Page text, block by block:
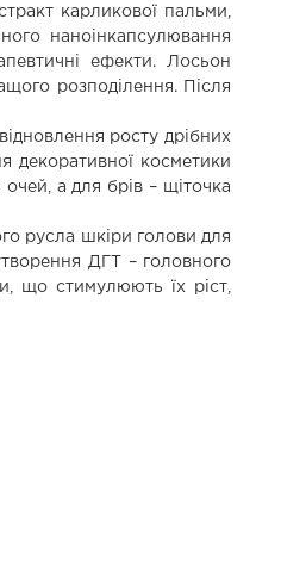
карликової пальми,
наноінкапсулювання
ефекти. Лосьон
розподілення. Після
росту дрібних
декоративної косметики
а для брів – щіточка
русла шкіри голови для
ДГТ – головного
що стимулюють їх ріст,